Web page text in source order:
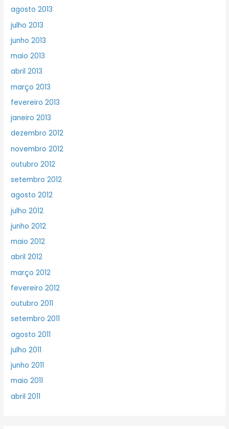
agosto 2013
julho 2013
junho 2013
maio 2013
abril 2013
março 2013
fevereiro 2013
janeiro 2013
dezembro 2012
novembro 2012
outubro 2012
setembro 2012
agosto 2012
julho 2012
junho 2012
maio 2012
abril 2012
março 2012
fevereiro 2012
outubro 2011
setembro 2011
agosto 2011
julho 2011
junho 2011
maio 2011
abril 2011